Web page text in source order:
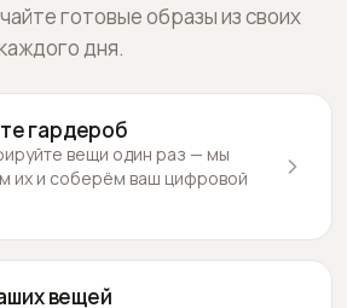
готовые образы из своих
дня.
гардероб
вещи один раз — мы
их и соберём ваш цифровой
вещей